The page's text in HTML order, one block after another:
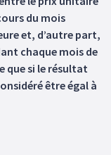
du mois
et, d’autre part,
chaque mois de
que si le résultat
être égal à